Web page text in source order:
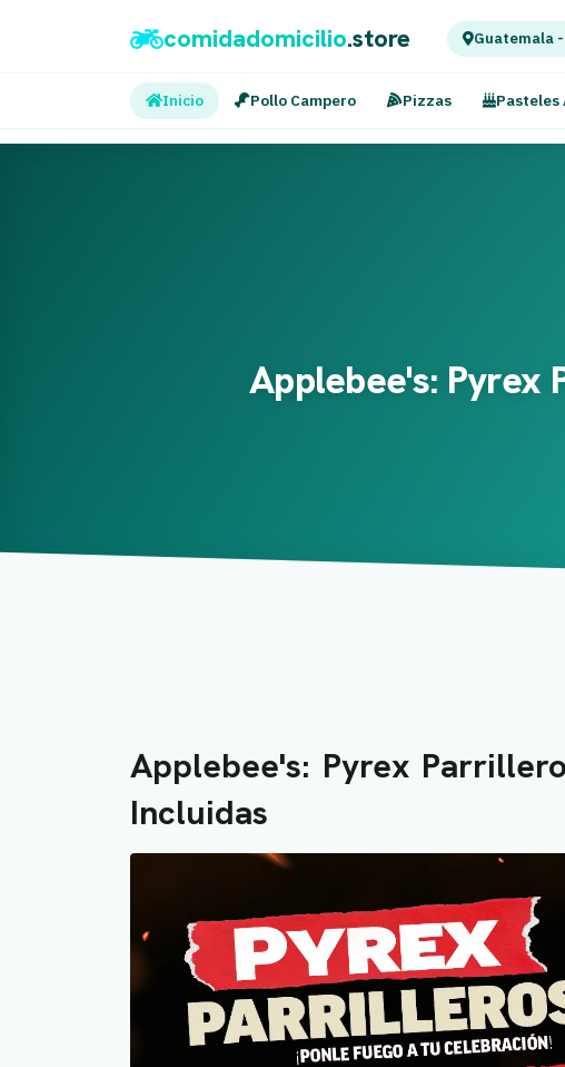
comidadomicilio.store Guatemala
Inicio Pollo Campero Pizzas Pasteles
Applebee's: Pyrex
Applebee's: Pyrex
Incluidas